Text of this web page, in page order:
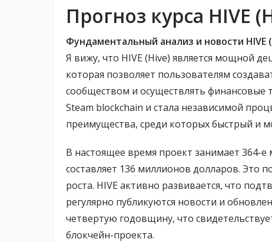
Прогноз курса HIVE
Фундаментальный анализ и новости HIVE
Я вижу, что HIVE (Hive) является мощной
которая позволяет пользователям
сообществом и осуществлять финансовые
Steam blockchain и стала независимой
преимущества, среди которых быстрый и
В настоящее время проект занимает 364-
составляет 136 миллионов долларов. Это
роста. HIVE активно развивается, что
регулярно публикуются новости и
четвертую годовщину, что
блокчейн-проекта.